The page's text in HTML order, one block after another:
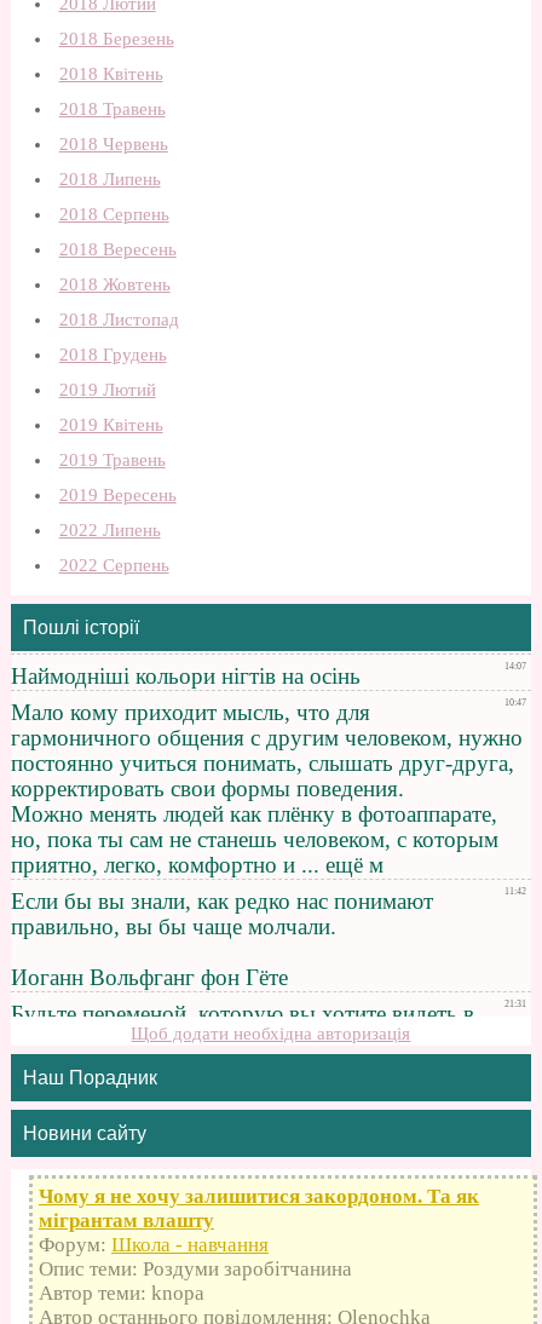
2018 Лютий
2018 Березень
2018 Квітень
2018 Травень
2018 Червень
2018 Липень
2018 Серпень
2018 Вересень
2018 Жовтень
2018 Листопад
2018 Грудень
2019 Лютий
2019 Квітень
2019 Травень
2019 Вересень
2022 Липень
2022 Серпень
Пошлі історії
Щоб додати необхідна авторизація
Наш Порадник
Новини сайту
Чому я не хочу залишитися закордоном. Та як
мігрантам влашту
Форум: Школа - навчання
Опис теми: Роздуми заробітчанина
Автор теми: knopa
Автор останнього повідомлення: Olenochka